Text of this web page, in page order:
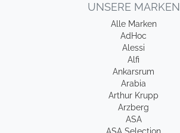
UNSERE MARKEN
Alle Marken
AdHoc
Alessi
Alfi
Ankarsrum
Arabia
Arthur Krupp
Arzberg
ASA